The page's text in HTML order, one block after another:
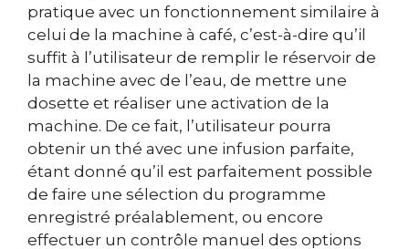
pratique avec un fonctionnement similaire à
celui de la machine à café, c’est-à-dire qu’il
suffit à l’utilisateur de remplir le réservoir de
la machine avec de l’eau, de mettre une
dosette et réaliser une activation de la
machine. De ce fait, l’utilisateur pourra
obtenir un thé avec une infusion parfaite,
étant donné qu’il est parfaitement possible
de faire une sélection du programme
enregistré préalablement, ou encore
effectuer un contrôle manuel des options